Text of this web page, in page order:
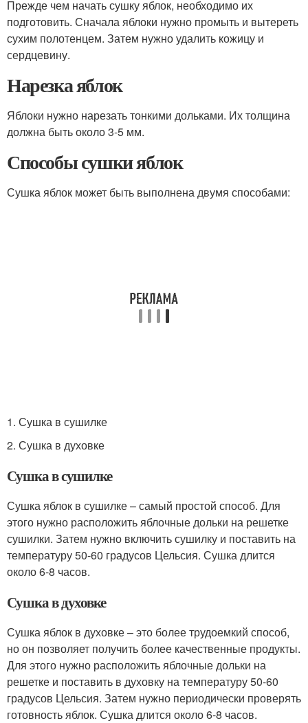
Прежде чем начать сушку яблок, необходимо их
подготовить. Сначала яблоки нужно промыть и вытереть
сухим полотенцем. Затем нужно удалить кожицу и
сердцевину.
Нарезка яблок
Яблоки нужно нарезать тонкими дольками. Их толщина
должна быть около 3-5 мм.
Способы сушки яблок
Сушка яблок может быть выполнена двумя способами:
1. Сушка в сушилке
2. Сушка в духовке
Сушка в сушилке
Сушка яблок в сушилке – самый простой способ. Для
этого нужно расположить яблочные дольки на решетке
сушилки. Затем нужно включить сушилку и поставить на
температуру 50-60 градусов Цельсия. Сушка длится
около 6-8 часов.
Сушка в духовке
Сушка яблок в духовке – это более трудоемкий способ,
но он позволяет получить более качественные продукты.
Для этого нужно расположить яблочные дольки на
решетке и поставить в духовку на температуру 50-60
градусов Цельсия. Затем нужно периодически проверять
готовность яблок. Сушка длится около 6-8 часов.